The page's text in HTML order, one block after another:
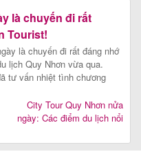
là chuyến đi rất
Tourist!
là chuyến đi rất đáng nhớ
lịch Quy Nhơn vừa qua.
tư vấn nhiệt tình chương
City Tour Quy Nhơn nửa
ngày: Các điểm du lịch nổi